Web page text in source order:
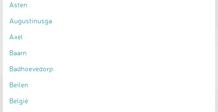
Asten
Augustinusga
Axel
Baarn
Badhoevedorp
Beilen
België